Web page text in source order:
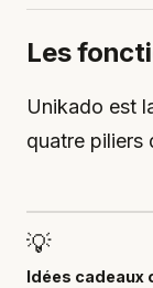
Les
Unikado est
quatre piliers
💡
Idées